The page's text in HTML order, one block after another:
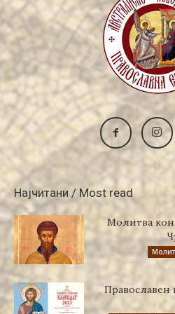
Најчитани / Most read
Молитва
Православен